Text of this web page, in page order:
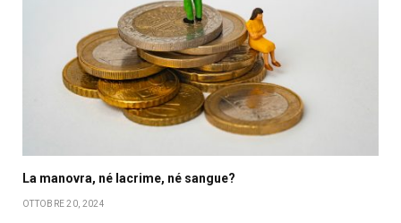
La manovra, né lacrime, né sangue?
OTTOBRE 20, 2024